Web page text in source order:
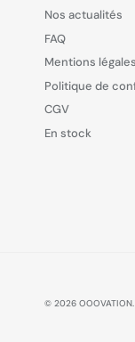
Nos actualités
FAQ
Mentions légales
Politique de
CGV
En stock
© 2026 OOOVATION.